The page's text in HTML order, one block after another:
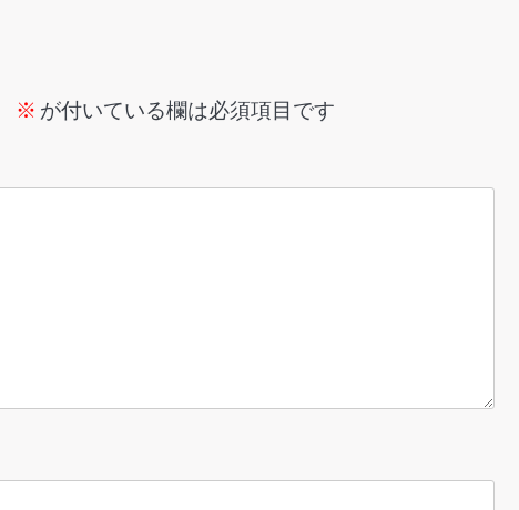
※ が付いている欄は必須項目です